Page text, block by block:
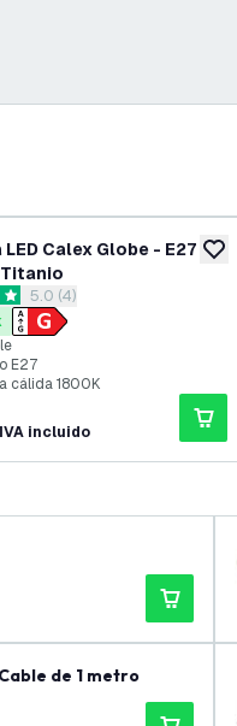
Calex Globe - E27 -
Titanio
abrir el panel de reseñas
puntuación
5.0 (4)
E27
cálida 1800K
IVA incluido
de 1 metro